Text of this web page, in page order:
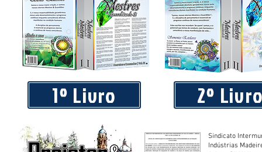
1º Livro 2º
Sindicato
Indústrias